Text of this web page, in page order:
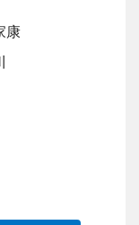
康